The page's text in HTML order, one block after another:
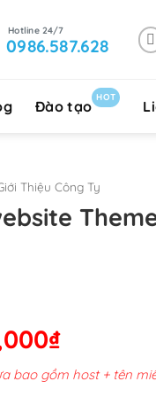
0986.587.628
Đào tạo
HOT
Thiệu Công Ty
₫Giá
hiện
tại
bao gồm host + tên